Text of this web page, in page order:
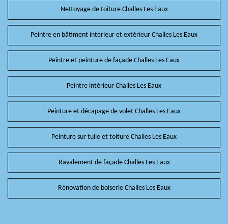
Nettoyage de toiture Challes Les Eaux
Peintre en bâtiment intérieur et extérieur Challes Les Eaux
Peintre et peinture de façade Challes Les Eaux
Peintre intérieur Challes Les Eaux
Peinture et décapage de volet Challes Les Eaux
Peinture sur tuile et toiture Challes Les Eaux
Ravalement de façade Challes Les Eaux
Rénovation de boiserie Challes Les Eaux